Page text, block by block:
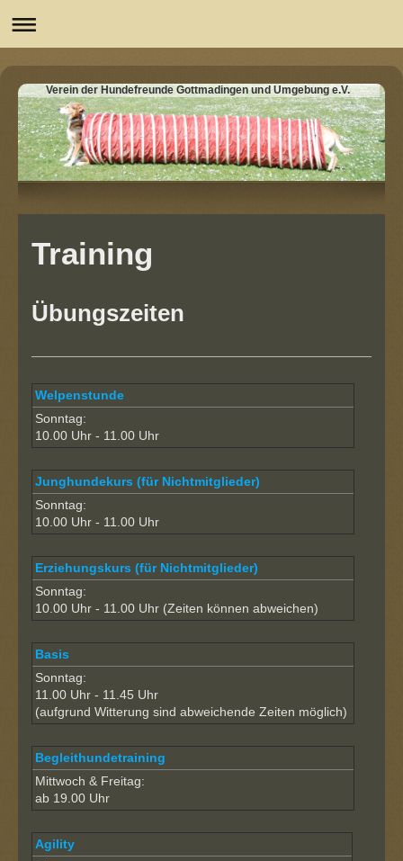
Verein der Hundefreunde Gottmadingen und Umgebung e.V.
Training
Übungszeiten
Welpenstunde
Sonntag:
10.00 Uhr - 11.00 Uhr
Junghundekurs (für Nichtmitglieder)
Sonntag:
10.00 Uhr - 11.00 Uhr
Erziehungskurs (für Nichtmitglieder)
Sonntag:
10.00 Uhr - 11.00 Uhr (Zeiten können abweichen)
Basis
Sonntag:
11.00 Uhr - 11.45 Uhr
(aufgrund Witterung sind abweichende Zeiten möglich)
Begleithundetraining
Mittwoch & Freitag:
ab 19.00 Uhr
Agility